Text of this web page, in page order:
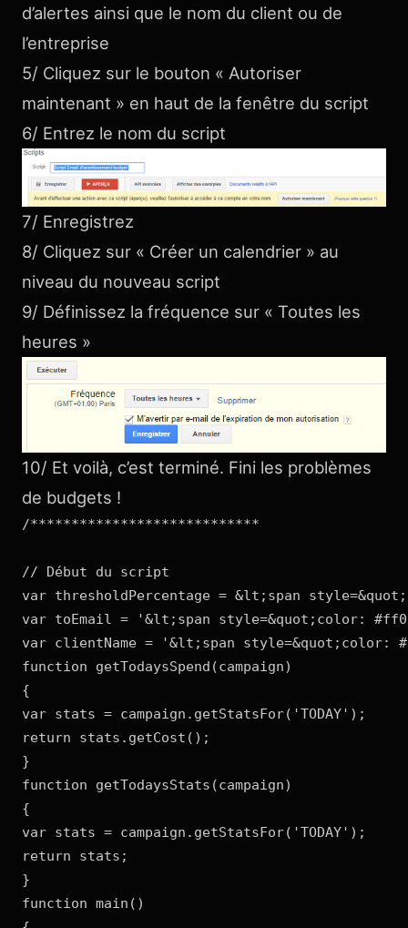
d’alertes ainsi que le nom du client ou de
l’entreprise
5/ Cliquez sur le bouton « Autoriser
maintenant » en haut de la fenêtre du script
6/ Entrez le nom du script
7/ Enregistrez
8/ Cliquez sur « Créer un calendrier » au
niveau du nouveau script
9/ Définissez la fréquence sur « Toutes les
heures »
10/ Et voilà, c’est terminé. Fini les problèmes
de budgets !
/****************************
// Début du script
var thresholdPercentage = &lt;span
var toEmail = '&lt;span style=&quot;color:
var clientName = '&lt;span
function getTodaysSpend(campaign)
{
var stats = campaign.getStatsFor('TODAY');
return stats.getCost();
}
function getTodaysStats(campaign)
{
var stats = campaign.getStatsFor('TODAY');
return stats;
}
function main()